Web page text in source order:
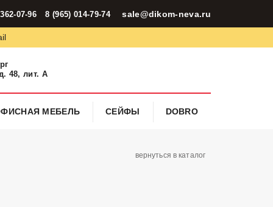
07-96 8 (965) 014-79-74 sale@dikom-neva.ru
48, лит. А
МЕБЕЛЬ СЕЙФЫ DOBRO
вернуться в каталог